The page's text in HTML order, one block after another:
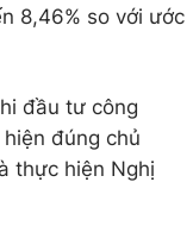
8,46% so với ước
đầu tư công
đúng chủ
thực hiện Nghị